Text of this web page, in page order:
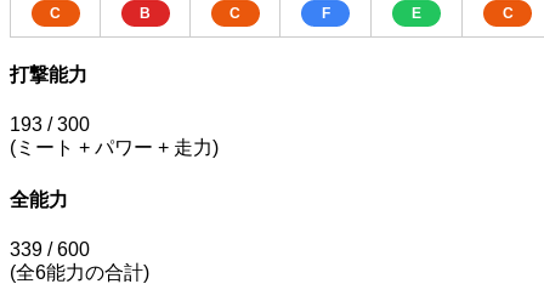
C B C F E C
打撃能力
193 / 300
(ミート + パワー + 走力)
全能力
339 / 600
(全6能力の合計)